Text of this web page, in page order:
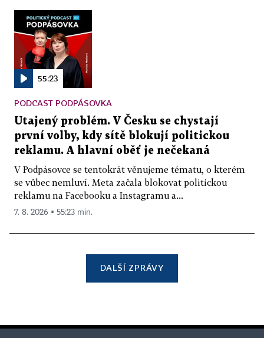
55:23
PODCAST PODPÁSOVKA
Utajený problém. V Česku se chystají
první volby, kdy sítě blokují politickou
reklamu. A hlavní oběť je nečekaná
V Podpásovce se tentokrát věnujeme tématu, o kterém
se vůbec nemluví. Meta začala blokovat politickou
reklamu na Facebooku a Instagramu a...
7. 8. 2026 ▪ 55:23 min.
DALŠÍ ZPRÁVY